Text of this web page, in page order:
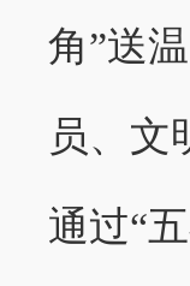
角”送
员、文
通过“